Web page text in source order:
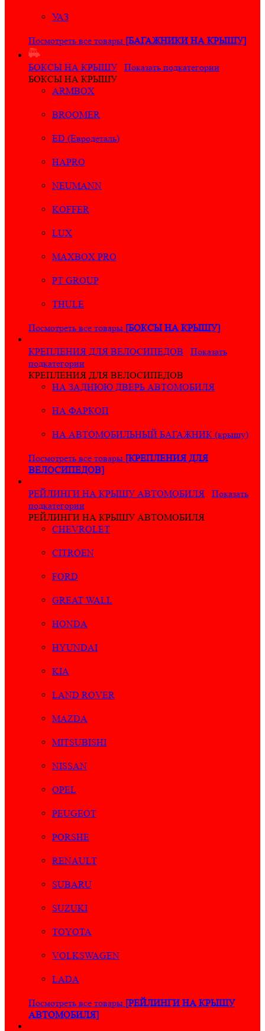
УАЗ
Посмотреть все товары [БАГАЖНИКИ НА КРЫШУ]
БОКСЫ НА КРЫШУ
Показать подкатегории
БОКСЫ НА КРЫШУ
ARMBOX
BROOMER
ED (Евродеталь)
HAPRO
NEUMANN
KOFFER
LUX
MAXBOX PRO
PT GROUP
THULE
Посмотреть все товары [БОКСЫ НА КРЫШУ]
КРЕПЛЕНИЯ ДЛЯ ВЕЛОСИПЕДОВ
Показать
подкатегории
КРЕПЛЕНИЯ ДЛЯ ВЕЛОСИПЕДОВ
НА ЗАДНЮЮ ДВЕРЬ АВТОМОБИЛЯ
НА ФАРКОП
НА АВТОМОБИЛЬНЫЙ БАГАЖНИК (крышу)
Посмотреть все товары [КРЕПЛЕНИЯ ДЛЯ
ВЕЛОСИПЕДОВ]
РЕЙЛИНГИ НА КРЫШУ АВТОМОБИЛЯ
Показать
подкатегории
РЕЙЛИНГИ НА КРЫШУ АВТОМОБИЛЯ
CHEVROLET
CITROEN
FORD
GREAT WALL
HONDA
HYUNDAI
KIA
LAND ROVER
MAZDA
MITSUBISHI
NISSAN
OPEL
PEUGEOT
PORSHE
RENAULT
SUBARU
SUZUKI
TOYOTA
VOLKSWAGEN
LADA
Посмотреть все товары [РЕЙЛИНГИ НА КРЫШУ
АВТОМОБИЛЯ]